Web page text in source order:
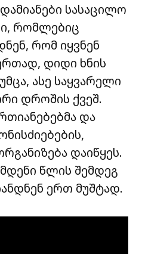
სასაცილო
რომლებიც
რომ იყვნენ
დიდი ხნის
ასე საყვარელი
დროშის ქვეშ.
და
დაიწყეს.
წლის შემდეგ
ერთ მუშტად.